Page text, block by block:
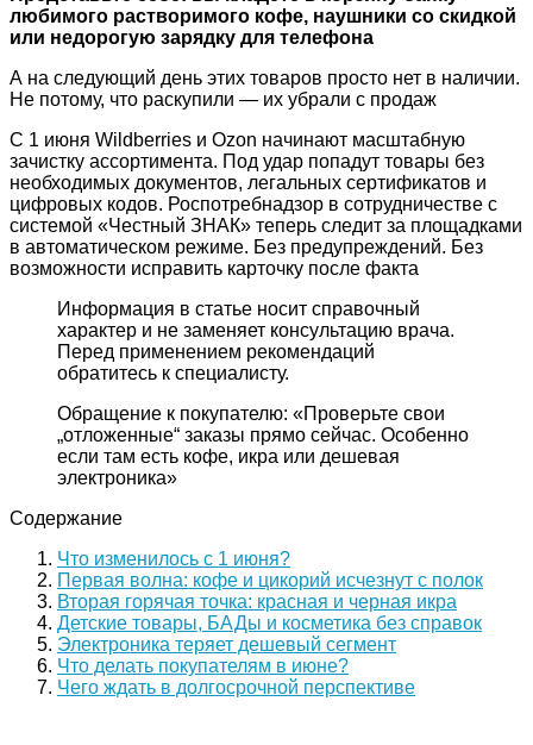
любимого растворимого кофе, наушники со скидкой
или недорогую зарядку для телефона
А на следующий день этих товаров просто нет в наличии.
Не потому, что раскупили — их убрали с продаж
С 1 июня Wildberries и Ozon начинают масштабную
зачистку ассортимента. Под удар попадут товары без
необходимых документов, легальных сертификатов и
цифровых кодов. Роспотребнадзор в сотрудничестве с
системой «Честный ЗНАК» теперь следит за площадками
в автоматическом режиме. Без предупреждений. Без
возможности исправить карточку после факта
Информация в статье носит справочный
характер и не заменяет консультацию врача.
Перед применением рекомендаций
обратитесь к специалисту.
Обращение к покупателю: «Проверьте свои
„отложенные“ заказы прямо сейчас. Особенно
если там есть кофе, икра или дешевая
электроника»
Содержание
Что изменилось с 1 июня?
Первая волна: кофе и цикорий исчезнут с полок
Вторая горячая точка: красная и черная икра
Детские товары, БАДы и косметика без справок
Электроника теряет дешевый сегмент
Что делать покупателям в июне?
Чего ждать в долгосрочной перспективе